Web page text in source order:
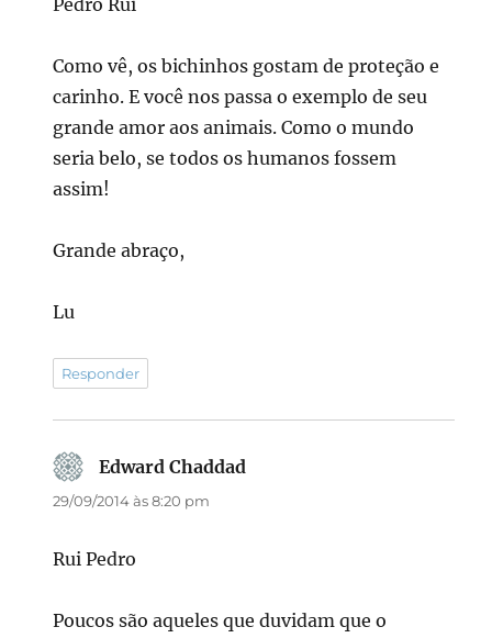
Como vê, os bichinhos gostam de proteção e
carinho. E você nos passa o exemplo de seu
grande amor aos animais. Como o mundo
seria belo, se todos os humanos fossem
assim!
Grande abraço,
Lu
Responder
Edward Chaddad
29/09/2014 às 8:20 pm
Rui Pedro
Poucos são aqueles que duvidam que o